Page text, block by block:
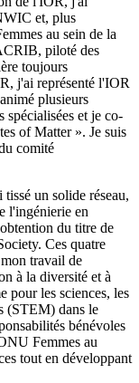
et, plus
au sein de la
piloté des
toujours
j'ai représenté l'IOR
plusieurs
spécialisées et je co-
of Matter ». Je suis
comité
un solide réseau,
l'ingénierie en
du titre de
Ces quatre
travail de
à la diversité et à
pour les sciences, les
(STEM) dans le
bénévoles
Femmes au
tout en développant